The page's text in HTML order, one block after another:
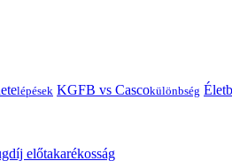
lépések KGFB vs Cascokülönbség
előtakarékosság